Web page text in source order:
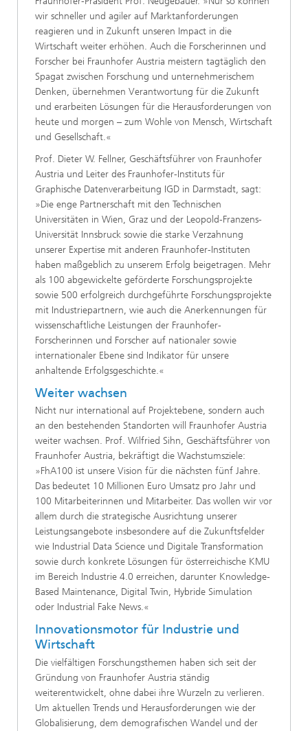
wir schneller und agiler auf Marktanforderungen
reagieren und in Zukunft unseren Impact in die
Wirtschaft weiter erhöhen. Auch die Forscherinnen und
Forscher bei Fraunhofer Austria meistern tagtäglich den
Spagat zwischen Forschung und unternehmerischem
Denken, übernehmen Verantwortung für die Zukunft
und erarbeiten Lösungen für die Herausforderungen von
heute und morgen – zum Wohle von Mensch, Wirtschaft
und Gesellschaft.«
Prof. Dieter W. Fellner, Geschäftsführer von Fraunhofer
Austria und Leiter des Fraunhofer-Instituts für
Graphische Datenverarbeitung IGD in Darmstadt, sagt:
»Die enge Partnerschaft mit den Technischen
Universitäten in Wien, Graz und der Leopold-Franzens-
Universität Innsbruck sowie die starke Verzahnung
unserer Expertise mit anderen Fraunhofer-Instituten
haben maßgeblich zu unserem Erfolg beigetragen. Mehr
als 100 abgewickelte geförderte Forschungsprojekte
sowie 500 erfolgreich durchgeführte Forschungsprojekte
mit Industriepartnern, wie auch die Anerkennungen für
wissenschaftliche Leistungen der Fraunhofer-
Forscherinnen und Forscher auf nationaler sowie
internationaler Ebene sind Indikator für unsere
anhaltende Erfolgsgeschichte.«
Weiter wachsen
Nicht nur international auf Projektebene, sondern auch
an den bestehenden Standorten will Fraunhofer Austria
weiter wachsen. Prof. Wilfried Sihn, Geschäftsführer von
Fraunhofer Austria, bekräftigt die Wachstumsziele:
»FhA100 ist unsere Vision für die nächsten fünf Jahre.
Das bedeutet 10 Millionen Euro Umsatz pro Jahr und
100 Mitarbeiterinnen und Mitarbeiter. Das wollen wir vor
allem durch die strategische Ausrichtung unserer
Leistungsangebote insbesondere auf die Zukunftsfelder
wie Industrial Data Science und Digitale Transformation
sowie durch konkrete Lösungen für österreichische KMU
im Bereich Industrie 4.0 erreichen, darunter Knowledge-
Based Maintenance, Digital Twin, Hybride Simulation
oder Industrial Fake News.«
Innovationsmotor für Industrie und
Wirtschaft
Die vielfältigen Forschungsthemen haben sich seit der
Gründung von Fraunhofer Austria ständig
weiterentwickelt, ohne dabei ihre Wurzeln zu verlieren.
Um aktuellen Trends und Herausforderungen wie der
Globalisierung, dem demografischen Wandel und der